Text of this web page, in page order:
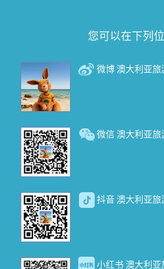
您可以在下列
微博 澳大利亚旅
微信 澳大利亚旅
抖音 澳大利亚旅
小红书 澳大利亚